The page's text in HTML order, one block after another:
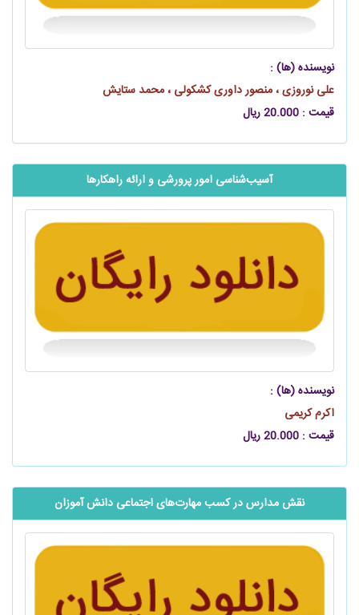
نویسنده (ها) :
علی نوروزی ، منصور داوری کشکولی ، محمد ستایش
قیمت : 20.000 ریال
آسیب‌شناسی امور پرورشی و ارائه راهکارها
نویسنده (ها) :
اکرم کریمی
قیمت : 20.000 ریال
نقش مدارس در کسب مهارت‌های اجتماعی دانش آموزان